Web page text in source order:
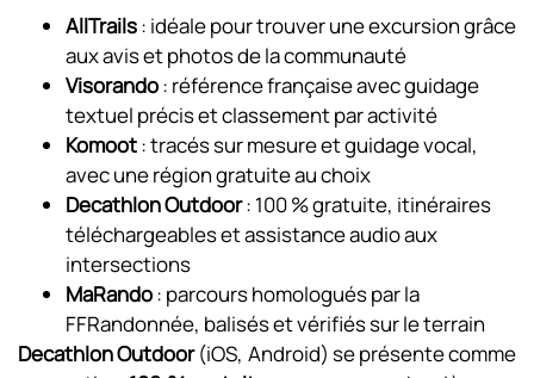
AllTrails: idéale pour trouver une excursion grâce
aux avis et photos de la communauté
Visorando: référence française avec guidage
textuel précis et classement par activité
Komoot: tracés sur mesure et guidage vocal,
avec une région gratuite au choix
Decathlon Outdoor: 100 % gratuite, itinéraires
téléchargeables et assistance audio aux
intersections
MaRando: parcours homologués par la
FFRandonnée, balisés et vérifiés sur le terrain
Decathlon Outdoor(iOS, Android) se présente comme